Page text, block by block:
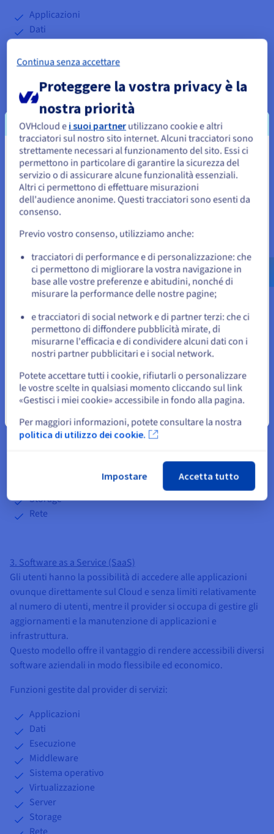
Applicazioni
Dati
Middleware
Funzioni gestite dal provider di servizi:
Virtualizzazione
Server
Storage
Rete
2. Platform as a Service (PaaS)
Una piattaforma automatizzata consente ai team di
focalizzarsi sullo sviluppo delle proprie applicazioni.
Con questo modello è possibile concentrarsi sul proprio core
business approfittando di un ambiente di lavoro senza vincoli
in termini di rete, storage, backup e sistema operativo.
Funzioni gestite dall'utente:
Applicazioni
Dati
Funzioni gestite dal provider di servizi:
Esecuzione
Middleware
Storage
Rete
3. Software as a Service (SaaS)
Gli utenti hanno la possibilità di accedere alle applicazioni
ovunque direttamente sul Cloud e senza limiti relativamente
al numero di utenti, mentre il provider si occupa di gestire gli
aggiornamenti e la manutenzione di applicazioni e
infrastruttura.
Questo modello offre il vantaggio di rendere accessibili diversi
software aziendali in modo flessibile ed economico.
Funzioni gestite dal provider di servizi:
Applicazioni
Dati
Esecuzione
Middleware
Sistema operativo
Virtualizzazione
Server
Storage
Sembra che la tua localizzazione sia
Stati Uniti
Per effettuare un ordine da Stati Uniti, è necessario accedere al
sito web del Paese e creare un account.
Vai al sito Stati Uniti
us.ovhcloud.com/
Inglese USD - $
o
Resta sul sito web attuale
Seleziona un altro sito web
Continua senza accettare
Proteggere la vostra privacy è la
nostra priorità
OVHcloud e i suoi partnerutilizzano cookie e altri
tracciatori sul nostro sito internet. Alcuni tracciatori sono
strettamente necessari al funzionamento del sito. Essi ci
permettono in particolare di garantire la sicurezza del
servizio o di assicurare alcune funzionalità essenziali.
Altri ci permettono di effettuare misurazioni
dell'audience anonime. Questi tracciatori sono esenti da
consenso.
Previo vostro consenso, utilizziamo anche:
tracciatori di performance e di personalizzazione: che
ci permettono di migliorare la vostra navigazione in
base alle vostre preferenze e abitudini, nonché di
misurare la performance delle nostre pagine;
e tracciatori di social network e di partner terzi: che ci
permettono di diffondere pubblicità mirate, di
misurarne l'efficacia e di condividere alcuni dati con i
nostri partner pubblicitari e i social network.
Potete accettare tutti i cookie, rifiutarli o personalizzare
le vostre scelte in qualsiasi momento cliccando sul link
«Gestisci i miei cookie» accessibile in fondo alla pagina.
Per maggiori informazioni, potete consultare la nostra
politica di utilizzo dei cookie.
Impostare Accetta tutto